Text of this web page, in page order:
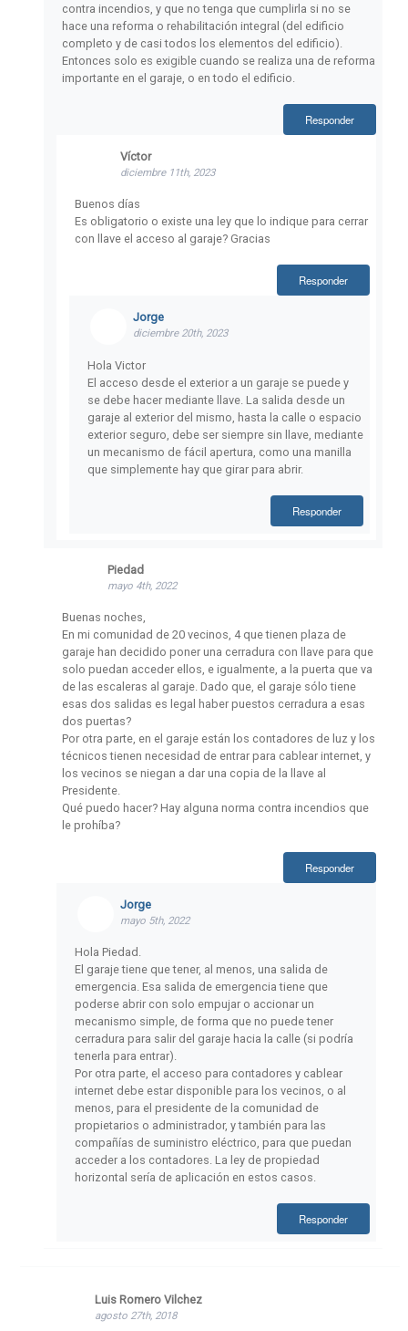
contra incendios, y que no tenga que cumplirla si no se
hace una reforma o rehabilitación integral (del edificio
completo y de casi todos los elementos del edificio).
Entonces solo es exigible cuando se realiza una de reforma
importante en el garaje, o en todo el edificio.
Responder
Víctor
diciembre 11th, 2023
Buenos días
Es obligatorio o existe una ley que lo indique para cerrar
con llave el acceso al garaje? Gracias
Responder
Jorge
diciembre 20th, 2023
Hola Victor
El acceso desde el exterior a un garaje se puede y
se debe hacer mediante llave. La salida desde un
garaje al exterior del mismo, hasta la calle o espacio
exterior seguro, debe ser siempre sin llave, mediante
un mecanismo de fácil apertura, como una manilla
que simplemente hay que girar para abrir.
Responder
Piedad
mayo 4th, 2022
Buenas noches,
En mi comunidad de 20 vecinos, 4 que tienen plaza de
garaje han decidido poner una cerradura con llave para que
solo puedan acceder ellos, e igualmente, a la puerta que va
de las escaleras al garaje. Dado que, el garaje sólo tiene
esas dos salidas es legal haber puestos cerradura a esas
dos puertas?
Por otra parte, en el garaje están los contadores de luz y los
técnicos tienen necesidad de entrar para cablear internet, y
los vecinos se niegan a dar una copia de la llave al
Presidente.
Qué puedo hacer? Hay alguna norma contra incendios que
le prohíba?
Responder
Jorge
mayo 5th, 2022
Hola Piedad.
El garaje tiene que tener, al menos, una salida de
emergencia. Esa salida de emergencia tiene que
poderse abrir con solo empujar o accionar un
mecanismo simple, de forma que no puede tener
cerradura para salir del garaje hacia la calle (si podría
tenerla para entrar).
Por otra parte, el acceso para contadores y cablear
internet debe estar disponible para los vecinos, o al
menos, para el presidente de la comunidad de
propietarios o administrador, y también para las
compañías de suministro eléctrico, para que puedan
acceder a los contadores. La ley de propiedad
horizontal sería de aplicación en estos casos.
Responder
Luis Romero Vilchez
agosto 27th, 2018